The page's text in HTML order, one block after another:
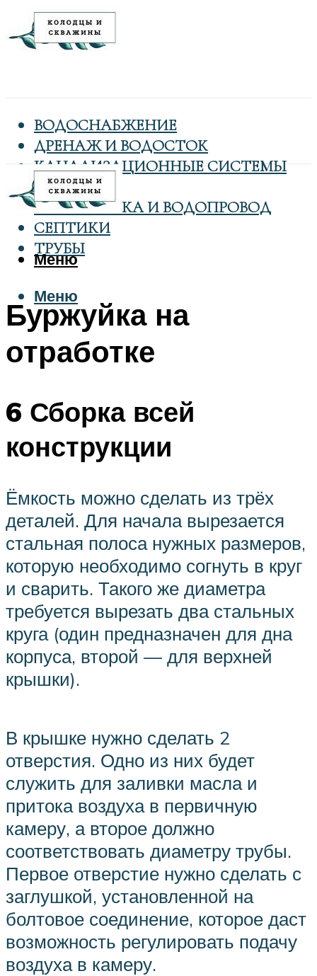
ВОДОСНАБЖЕНИЕ
ДРЕНАЖ И ВОДОСТОК
КАНАЛИЗАЦИОННЫЕ СИСТЕМЫ
КОЛОДЦЫ
САНТЕХНИКА И ВОДОПРОВОД
СЕПТИКИ
ТРУБЫ
Меню
Меню
Буржуйка на
отработке
6 Сборка всей
конструкции
Ёмкость можно сделать из трёх
деталей. Для начала вырезается
стальная полоса нужных размеров,
которую необходимо согнуть в круг
и сварить. Такого же диаметра
требуется вырезать два стальных
круга (один предназначен для дна
корпуса, второй — для верхней
крышки).
В крышке нужно сделать 2
отверстия. Одно из них будет
служить для заливки масла и
притока воздуха в первичную
камеру, а второе должно
соответствовать диаметру трубы.
Первое отверстие нужно сделать с
заглушкой, установленной на
болтовое соединение, которое даст
возможность регулировать подачу
воздуха в камеру.